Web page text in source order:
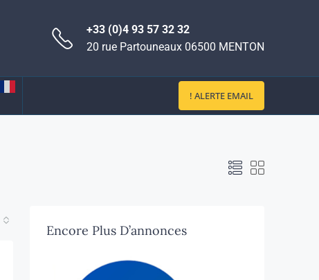
+33 (0)4 93 57 32 32
20 rue Partouneaux 06500 MENTON
! ALERTE EMAIL
Encore Plus D’annonces